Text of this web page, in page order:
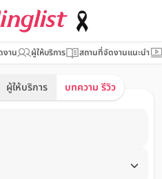
งาน ผู้ให้บริการ สถานที่จัดงานแนะนำ
ผู้ให้บริการ บทความ รีวิว